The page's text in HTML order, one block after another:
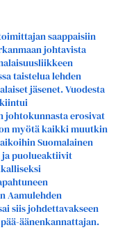
saappaisiin
johtavista
taistelua lehden
jäsenet. Vuodesta
johtokunnasta erosivat
myötä kaikki muutkin
Suomalainen
ja puolueaktiivit
Aamulehden
siis johdettavakseen
äänenkannattajan.